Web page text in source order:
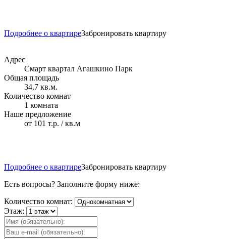
Подробнее о квартиреЗабронировать квартиру
Адрес
Смарт квартал Агашкино Парк
Общая площадь
34.7 кв.м.
Количество комнат
1 комната
Наше предложение
от 101 т.р. / кв.м
Подробнее о квартиреЗабронировать квартиру
Есть вопросы? Заполните форму ниже:
Количество комнат:
Этаж: